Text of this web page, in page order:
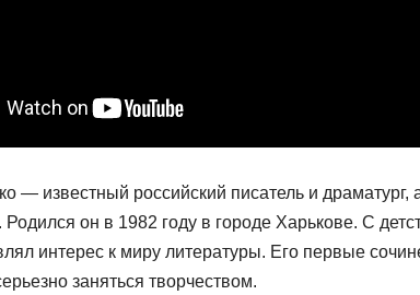
— известный российский писатель и
Родился он в 1982 году в городе Харькове. С
интерес к миру литературы. Его первые
заняться творчеством.